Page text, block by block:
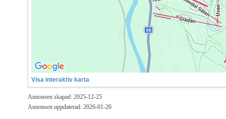
Visa interaktiv karta
Annonsen skapad: 2025-12-25
Annonsen uppdaterad: 2026-01-26